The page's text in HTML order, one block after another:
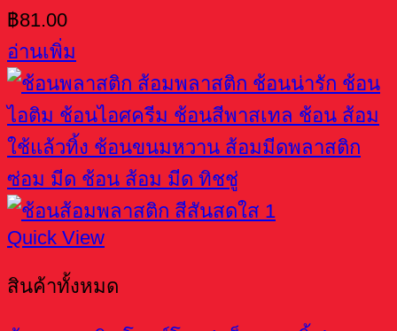
฿81.00
อ่านเพิ่ม
Quick View
สินค้าทั้งหมด